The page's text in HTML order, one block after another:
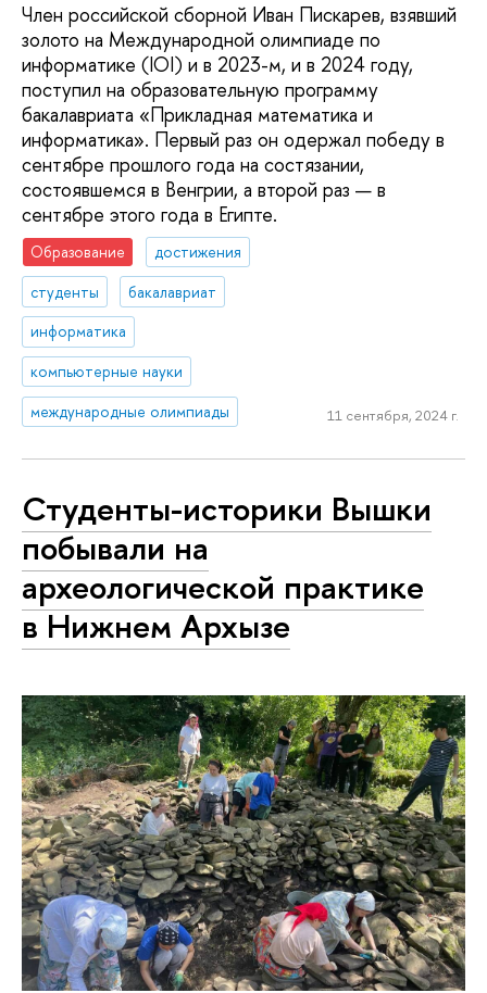
Член российской сборной Иван Пискарев, взявший
золото на Международной олимпиаде по
информатике (IOI) и в 2023-м, и в 2024 году,
поступил на образовательную программу
бакалавриата «Прикладная математика и
информатика». Первый раз он одержал победу в
сентябре прошлого года на состязании,
состоявшемся в Венгрии, а второй раз — в
сентябре этого года в Египте.
Образование
достижения
студенты
бакалавриат
информатика
компьютерные науки
международные олимпиады
11 сентября, 2024 г.
Студенты-историки Вышки
побывали на
археологической практике
в Нижнем Архызе